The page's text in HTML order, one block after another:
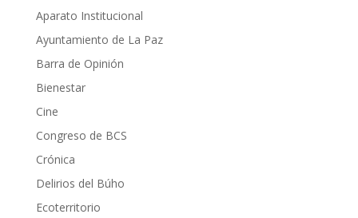
Aparato Institucional
Ayuntamiento de La Paz
Barra de Opinión
Bienestar
Cine
Congreso de BCS
Crónica
Delirios del Búho
Ecoterritorio